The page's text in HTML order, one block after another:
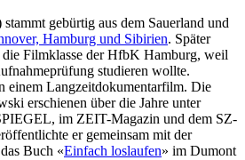
gebürtig aus dem Sauerland und
Hamburg und Sibirien. Später
Filmklasse der HfbK Hamburg, weil
studieren wollte.
einem Langzeitdokumentarfilm. Die
erschienen über die Jahre unter
im ZEIT-Magazin und dem SZ-
er gemeinsam mit der
Buch «Einfach loslaufen» im Dumont